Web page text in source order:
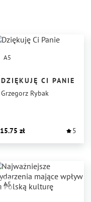
A5
DZIĘKUJĘ CI PANIE
Grzegorz Rybak
15.75 5
A5